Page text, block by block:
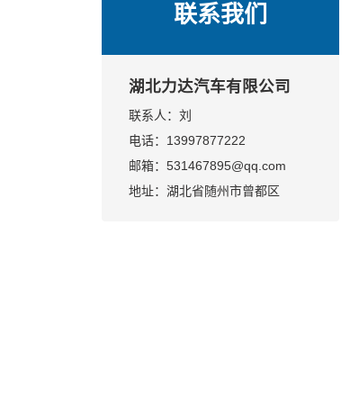
联系我们
湖北力达汽车有限公司
联系人：刘
电话：13997877222
邮箱：531467895@qq.com
地址：湖北省随州市曾都区